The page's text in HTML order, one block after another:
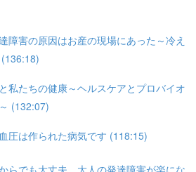
害の原因はお産の現場にあった～冷え
たちの健康～ヘルスケアとプロバイオ
(132:07)
圧は作られた病気です (118:15)
でも大丈夫。大人の発達障害が楽にな